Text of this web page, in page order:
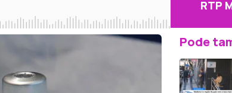
RTP
Pode